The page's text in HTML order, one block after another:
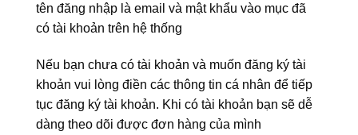
tên đăng nhập là email và mật khẩu vào mục đã
có tài khoản trên hệ thống
Nếu bạn chưa có tài khoản và muốn đăng ký tài
khoản vui lòng điền các thông tin cá nhân để tiếp
tục đăng ký tài khoản. Khi có tài khoản bạn sẽ dễ
dàng theo dõi được đơn hàng của mình